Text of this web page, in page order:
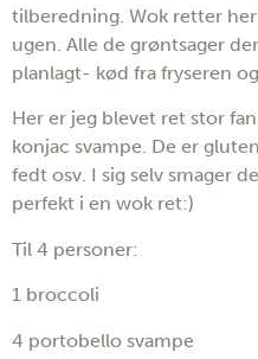
tilberedning. Wok retter
ugen. Alle de grøntsager
planlagt- kød fra fryseren
Her er jeg blevet ret stor
konjac svampe. De er
fedt osv. I sig selv smager
perfekt i en wok ret:)
Til 4 personer:
1 broccoli
4 portobello svampe